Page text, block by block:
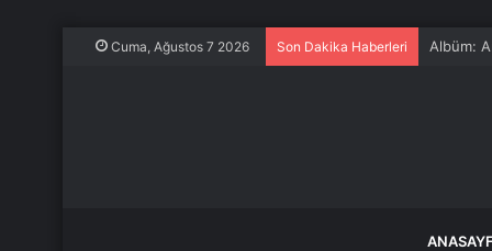
Cuma, Ağustos 7 2026 Son Dakika Haberleri Albüm: